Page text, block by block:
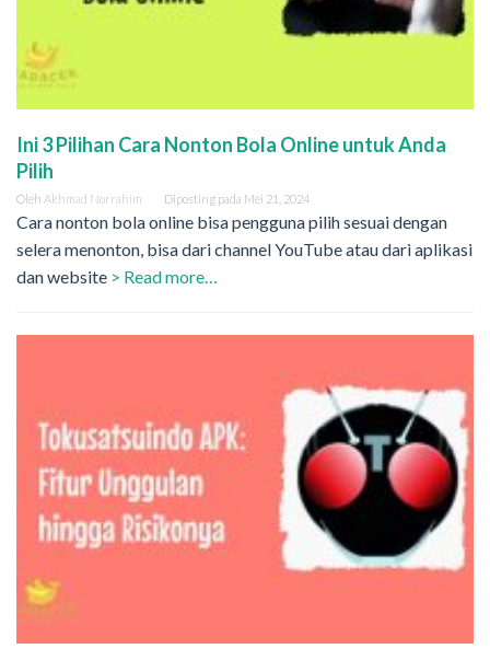
Ini 3 Pilihan Cara Nonton Bola Online untuk Anda
Pilih
Oleh Akhmad Norrahim Diposting pada Mei 21, 2024
Cara nonton bola online bisa pengguna pilih sesuai dengan
selera menonton, bisa dari channel YouTube atau dari aplikasi
dan website > Read more…